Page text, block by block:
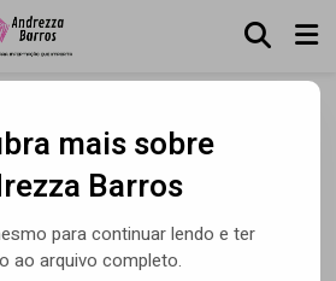
palavras: 10
que
a igualdade de
mais sobre
Barros
para continuar lendo e ter
ao arquivo completo.